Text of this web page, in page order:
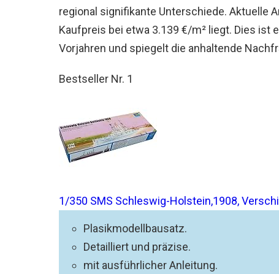
regional signifikante Unterschiede. Aktuelle
Kaufpreis bei etwa 3.139 €/m² liegt. Dies ist
Vorjahren und spiegelt die anhaltende
Bestseller Nr. 1
1/350 SMS Schleswig-Holstein,1908,
Plasikmodellbausatz.
Detailliert und präzise.
mit ausführlicher Anleitung.